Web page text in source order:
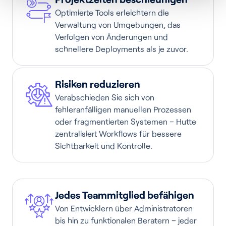
Optimierte Tools erleichtern die
Verwaltung von Umgebungen, das
Verfolgen von Änderungen und
schnellere Deployments als je zuvor.
Risiken reduzieren
Verabschieden Sie sich von
fehleranfälligen manuellen Prozessen
oder fragmentierten Systemen – Hutte
zentralisiert Workflows für bessere
Sichtbarkeit und Kontrolle.
Jedes Teammitglied befähigen
Von Entwicklern über Administratoren
bis hin zu funktionalen Beratern – jeder